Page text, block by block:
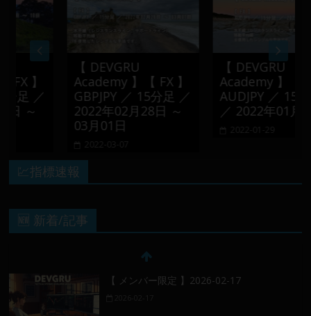
】
／
～
【 DEVGRU
Academy 】【 FX 】
GBPJPY ／ 15分足 ／
2022年02月28日 ～
03月01日
2022-03-07
【 DEVGRU
Academy 】【 FX
AUDJPY ／ 15分足
／ 2022年01月24日
2022-01-29
💹指標速報
🆕 新着/記事
【 メンバー限定 】2026-02-17